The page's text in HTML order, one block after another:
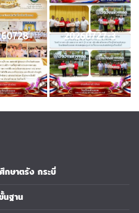
20260727-3
กษาตรัง กระบี่
นฐาน